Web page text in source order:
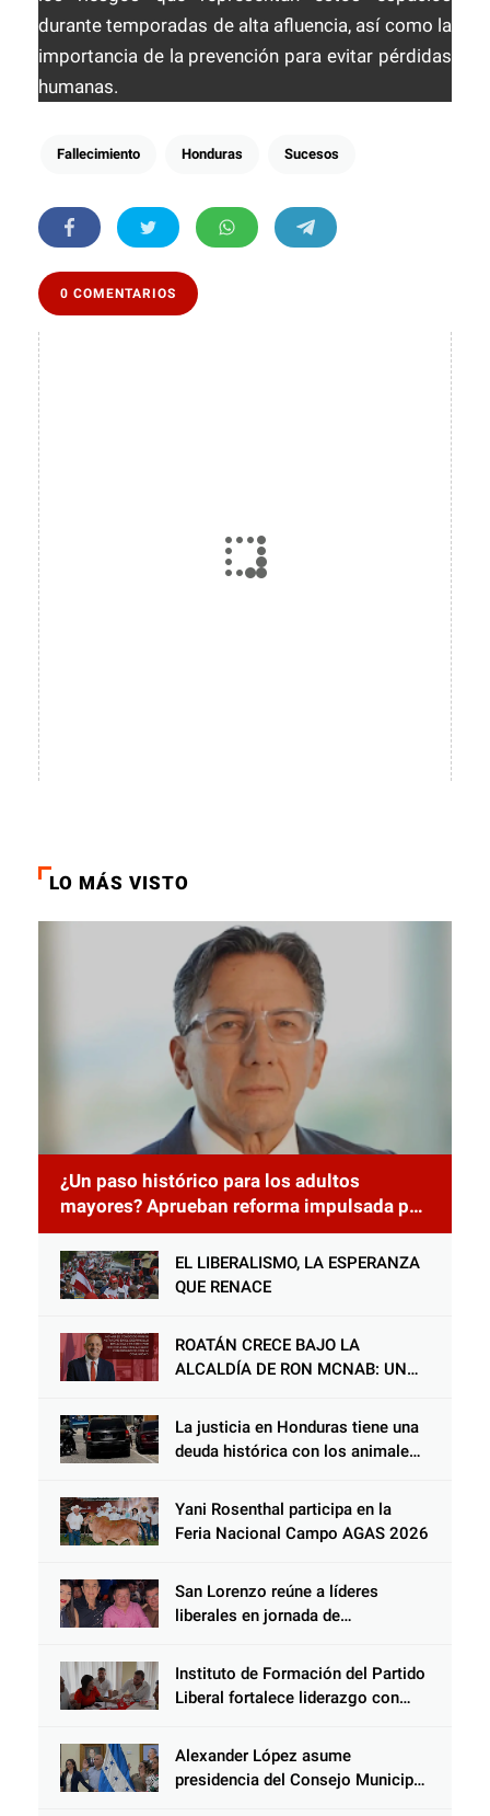
durante temporadas de alta afluencia, así como la
importancia de la prevención para evitar pérdidas
humanas.
Fallecimiento Honduras Sucesos
0 COMENTARIOS
LO MÁS VISTO
¿Un paso histórico para los adultos
mayores? Aprueban reforma impulsada por
el diputado Salomón Nazar para fortalecer
su protección en HondurasEL LIBERALISMO, LA ESPERANZA
QUE RENACE
ROATÁN CRECE BAJO LA
ALCALDÍA DE RON MCNAB: UN
COMUNIDAD Y DEL PARTIDO
LIBERAL
La justicia en Honduras tiene una
deuda histórica con los animales,
peso de la ley al responsable de
Choloma es consolidar un Estado
que protege al verdugo y
Yani Rosenthal participa en la
Feria Nacional Campo AGAS 2026
San Lorenzo reúne a líderes
liberales en jornada de
Instituto de Formación del Partido
Liberal fortalece liderazgo con
Alexander López asume
presidencia del Consejo Municipal